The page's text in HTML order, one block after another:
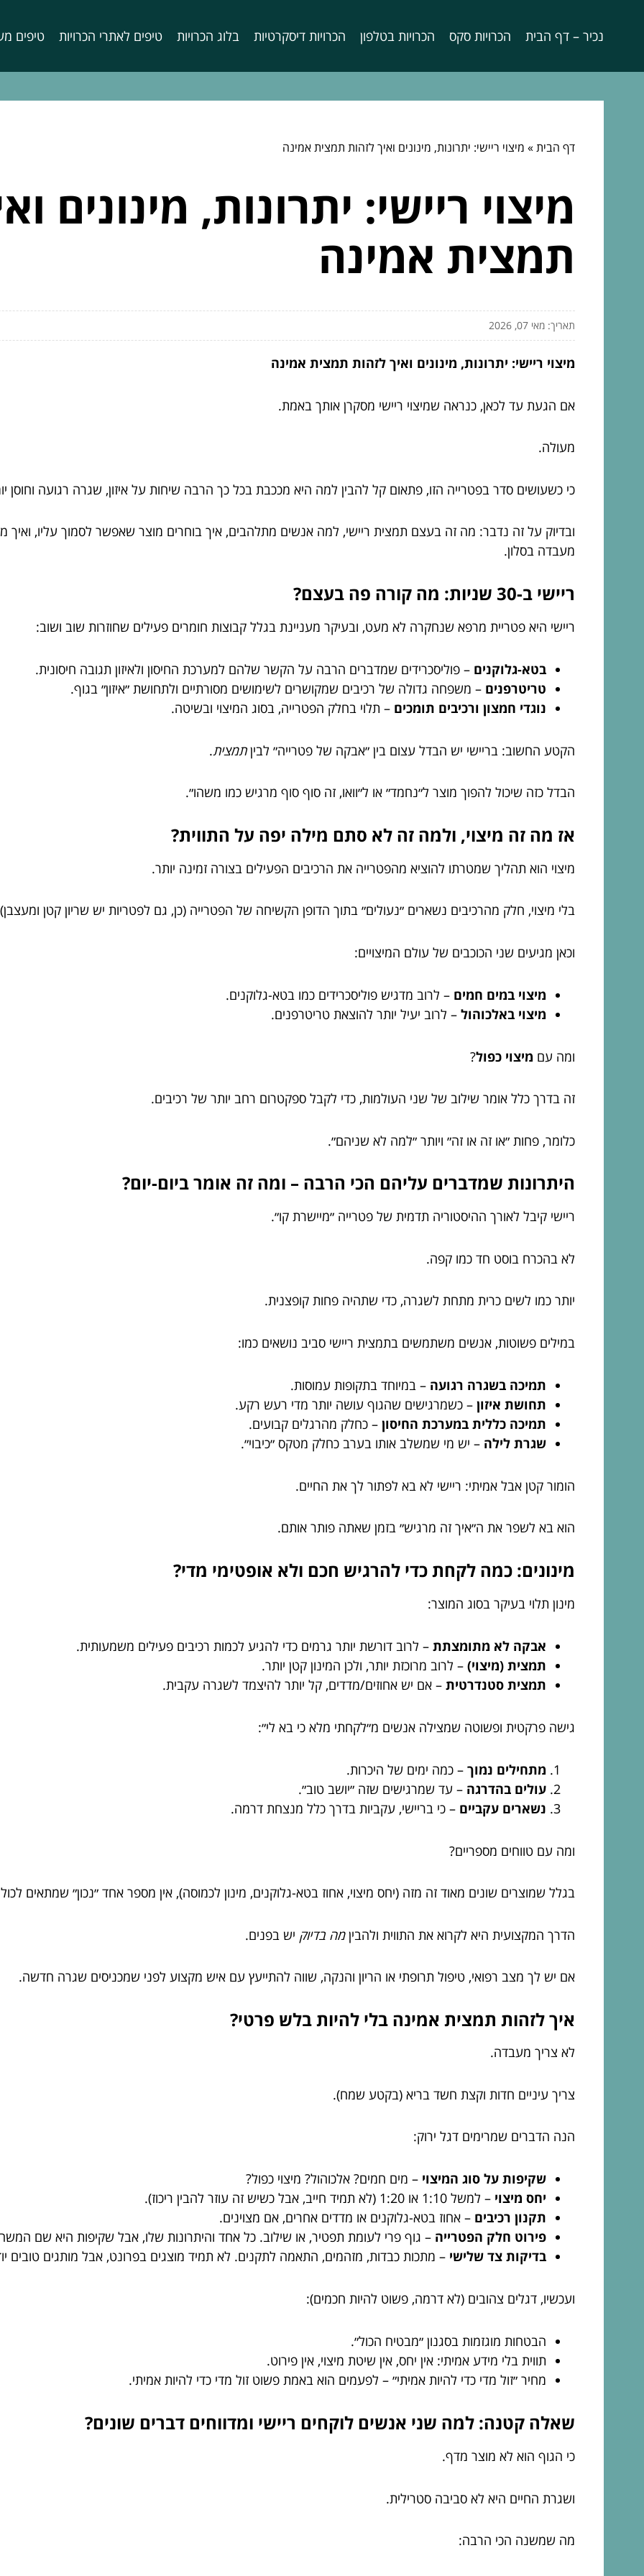
נכיר – דף הבית הכרויות סקס הכרויות בטלפון הכרויות דיסקרטיות בלוג הכרויות טיפים לאתרי הכרויות טיפים
דף הבית» מיצוי ריישי: יתרונות, מינונים ואיך לזהות תמצית אמינה
מיצוי ריישי: יתרונות, מינונים
תמצית אמינה
תאריך: מאי 07, 2026
מיצוי ריישי: יתרונות, מינונים ואיך לזהות תמצית אמינה
אם הגעת עד לכאן, כנראה שמיצוי ריישי מסקרן אותך באמת.
מעולה.
כי כשעושים סדר בפטרייה הזו, פתאום קל להבין למה היא מככבת בכל כך הרבה שיחות על איזון, שגרה רגועה וחוסן
ובדיוק על זה נדבר: מה זה בעצם תמצית ריישי, למה אנשים מתלהבים, איך בוחרים מוצר שאפשר לסמוך עליו, ואיך
מעבדה בסלון.
ריישי ב-30 שניות: מה קורה פה בעצם?
ריישי היא פטריית מרפא שנחקרה לא מעט, ובעיקר מעניינת בגלל קבוצות חומרים פעילים שחוזרות שוב ושוב:
בטא-גלוקנים – פוליסכרידים שמדברים הרבה על הקשר שלהם למערכת החיסון ולאיזון תגובה חיסונית.
טריטרפנים – משפחה גדולה של רכיבים שמקושרים לשימושים מסורתיים ולתחושת ״איזון״ בגוף.
נוגדי חמצון ורכיבים תומכים – תלוי בחלק הפטרייה, בסוג המיצוי ובשיטה.
הקטע החשוב: בריישי יש הבדל עצום בין ״אבקה של פטרייה״ לביןתמצית.
הבדל כזה שיכול להפוך מוצר ל״נחמד״ או ל״וואו, זה סוף סוף מרגיש כמו משהו״.
אז מה זה מיצוי, ולמה זה לא סתם מילה יפה על התווית?
מיצוי הוא תהליך שמטרתו להוציא מהפטרייה את הרכיבים הפעילים בצורה זמינה יותר.
בלי מיצוי, חלק מהרכיבים נשארים ״נעולים״ בתוך הדופן הקשיחה של הפטרייה (כן, גם לפטריות יש שריון קטן
וכאן מגיעים שני הכוכבים של עולם המיצויים:
מיצוי במים חמים – לרוב מדגיש פוליסכרידים כמו בטא-גלוקנים.
מיצוי באלכוהול – לרוב יעיל יותר להוצאת טריטרפנים.
ומה עם מיצוי כפול?
זה בדרך כלל אומר שילוב של שני העולמות, כדי לקבל ספקטרום רחב יותר של רכיבים.
כלומר, פחות ״או זה או זה״ ויותר ״למה לא שניהם״.
היתרונות שמדברים עליהם הכי הרבה – ומה זה אומר ביום-יום?
ריישי קיבל לאורך ההיסטוריה תדמית של פטרייה ״מיישרת קו״.
לא בהכרח בוסט חד כמו קפה.
יותר כמו לשים כרית מתחת לשגרה, כדי שתהיה פחות קופצנית.
במילים פשוטות, אנשים משתמשים בתמצית ריישי סביב נושאים כמו:
תמיכה בשגרה רגועה – במיוחד בתקופות עמוסות.
תחושת איזון – כשמרגישים שהגוף עושה יותר מדי רעש רקע.
תמיכה כללית במערכת החיסון – כחלק מהרגלים קבועים.
שגרת לילה – יש מי שמשלב אותו בערב כחלק מטקס ״כיבוי״.
הומור קטן אבל אמיתי: ריישי לא בא לפתור לך את החיים.
הוא בא לשפר את ה״איך זה מרגיש״ בזמן שאתה פותר אותם.
מינונים: כמה לקחת כדי להרגיש חכם ולא אופטימי מדי?
מינון תלוי בעיקר בסוג המוצר:
אבקה לא מתומצתת – לרוב דורשת יותר גרמים כדי להגיע לכמות רכיבים פעילים משמעותית.
תמצית (מיצוי) – לרוב מרוכזת יותר, ולכן המינון קטן יותר.
תמצית סטנדרטית – אם יש אחוזים/מדדים, קל יותר להיצמד לשגרה עקבית.
גישה פרקטית ופשוטה שמצילה אנשים מ״לקחתי מלא כי בא לי״:
מתחילים נמוך – כמה ימים של היכרות.
עולים בהדרגה – עד שמרגישים שזה ״יושב טוב״.
נשארים עקביים – כי בריישי, עקביות בדרך כלל מנצחת דרמה.
ומה עם טווחים מספריים?
בגלל שמוצרים שונים מאוד זה מזה (יחס מיצוי, אחוז בטא-גלוקנים, מינון לכמוסה), אין מספר אחד ״נכון״ שמתאים
הדרך המקצועית היא לקרוא את התווית ולהביןמה בדיוק יש בפנים.
אם יש לך מצב רפואי, טיפול תרופתי או הריון והנקה, שווה להתייעץ עם איש מקצוע לפני שמכניסים שגרה חדשה.
איך לזהות תמצית אמינה בלי להיות בלש פרטי?
לא צריך מעבדה.
צריך עיניים חדות וקצת חשד בריא (בקטע שמח).
הנה הדברים שמרימים דגל ירוק:
שקיפות על סוג המיצוי – מים חמים? אלכוהול? מיצוי כפול?
יחס מיצוי – למשל 1:10 או 1:20 (לא תמיד חייב, אבל כשיש זה עוזר להבין ריכוז).
תקנון רכיבים – אחוז בטא-גלוקנים או מדדים אחרים, אם מצוינים.
פירוט חלק הפטרייה – גוף פרי לעומת תפטיר, או שילוב. כל אחד והיתרונות שלו, אבל שקיפות היא שם
בדיקות צד שלישי – מתכות כבדות, מזהמים, התאמה לתקנים. לא תמיד מוצגים בפרונט, אבל מותגים טובים
ועכשיו, דגלים צהובים (לא דרמה, פשוט להיות חכמים):
הבטחות מוגזמות בסגנון ״מבטיח הכול״.
תווית בלי מידע אמיתי: אין יחס, אין שיטת מיצוי, אין פירוט.
מחיר ״זול מדי כדי להיות אמיתי״ – לפעמים הוא באמת פשוט זול מדי כדי להיות אמיתי.
שאלה קטנה: למה שני אנשים לוקחים ריישי ומדווחים דברים שונים?
כי הגוף הוא לא מוצר מדף.
ושגרת החיים היא לא סביבה סטרילית.
מה שמשנה הכי הרבה: